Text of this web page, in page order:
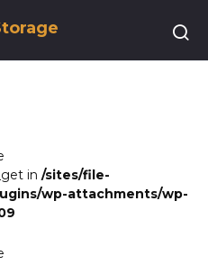
in /sites/file-
wp-attachments/wp-